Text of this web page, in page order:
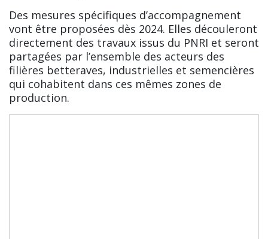
Des mesures spécifiques d’accompagnement
vont être proposées dès 2024. Elles découleront
directement des travaux issus du PNRI et seront
partagées par l’ensemble des acteurs des
filières betteraves, industrielles et semencières
qui cohabitent dans ces mêmes zones de
production.